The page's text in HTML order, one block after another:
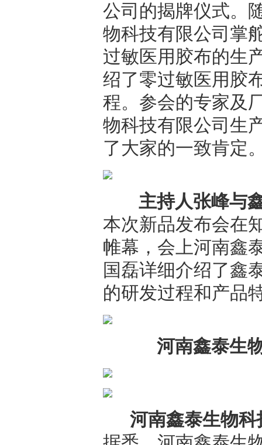
公司的揭牌仪式。
物科技有限公司掌
过敏医用胶布的生
绍了零过敏医用胶
程。参会的专家及
物科技有限公司生
了大家的一致肯定
主持人张峰与
本次新品发布会在
帷幕，会上河南鑫
国磊详细介绍了鑫
的研发过程和产品
河南鑫泰生
河南鑫泰生物